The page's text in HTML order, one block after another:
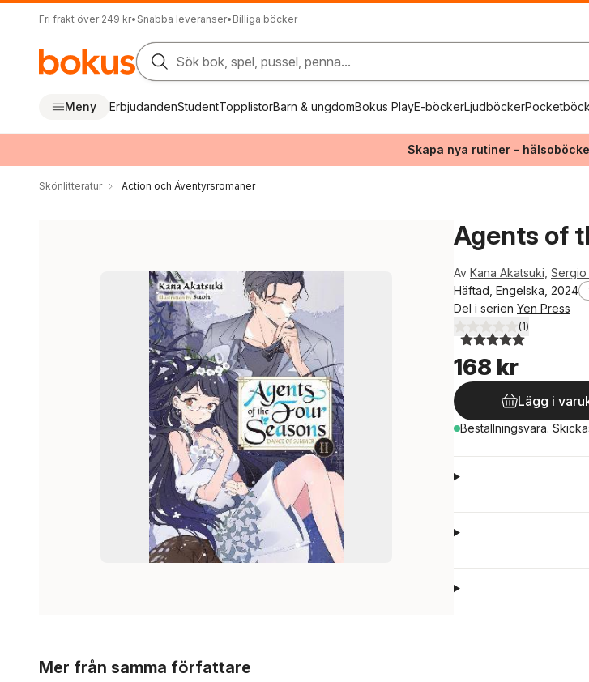
Fri frakt över 249 kr• Snabba leveranser• Billiga böcker
Sök bok, spel, pussel, penna...
Meny ErbjudandenStudentTopplistorBarn & ungdomBokus PlayE-böckerLjudböcker
Skapa nya rutiner –
Skönlitteratur Action och Äventyrsromaner
Agents of
Av Kana Akatsuki Sergio
Häftad, Engelska, 2024
Del i serien Yen Press
5,0utav 5 stjärnor. Totalt
(1)
168 kr
Lägg i
Beställningsvara.
Mer från samma författare